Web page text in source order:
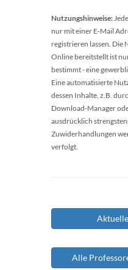
Nutzungshinweise:
nur mit einer E-Mail
registrieren lassen. Die
Online bereitstellt ist
bestimmt - eine
Eine automatisierte
dessen Inhalte, z.B.
Download-Manager
ausdrücklich
Zuwiderhandlungen
verfolgt.
Alle